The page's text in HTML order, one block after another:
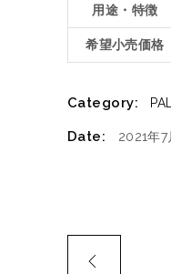
用途・特徴
希望小売価格
Category:
Date: 2021年7